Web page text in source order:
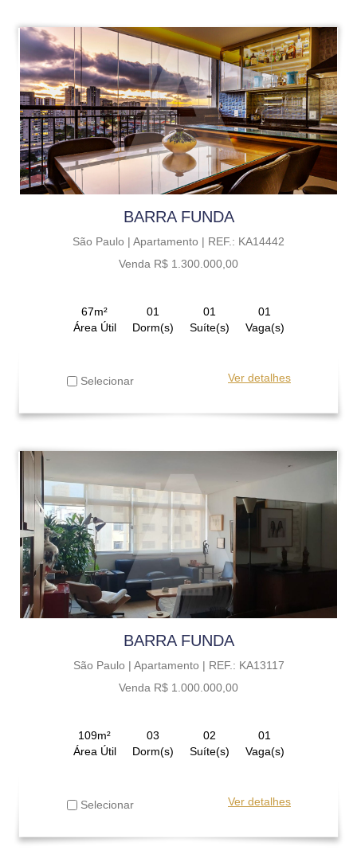
BARRA FUNDA
São Paulo | Apartamento | REF.: KA14442
Venda R$ 1.300.000,00
67m²
Área Útil
01
Dorm(s)
01
Suíte(s)
01
Vaga(s)
Selecionar Ver detalhes
BARRA FUNDA
São Paulo | Apartamento | REF.: KA13117
Venda R$ 1.000.000,00
109m²
Área Útil
03
Dorm(s)
02
Suíte(s)
01
Vaga(s)
Selecionar Ver detalhes